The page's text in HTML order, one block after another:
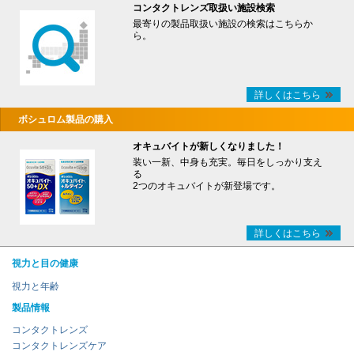
コンタクトレンズ取扱い施設検索
最寄りの製品取扱い施設の検索はこちらか
ら。
詳しくはこちら
ボシュロム製品の購入
オキュバイトが新しくなりました！
装い一新、中身も充実。毎日をしっかり支え
る
2つのオキュバイトが新登場です。
詳しくはこちら
視力と目の健康
視力と年齢
製品情報
コンタクトレンズ
コンタクトレンズケア